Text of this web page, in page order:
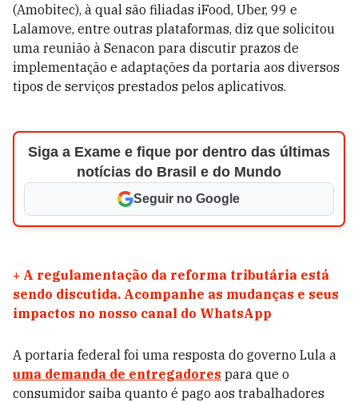
(Amobitec), à qual são filiadas iFood, Uber, 99 e
Lalamove, entre outras plataformas, diz que solicitou
uma reunião à Senacon para discutir prazos de
implementação e adaptações da portaria aos diversos
tipos de serviços prestados pelos aplicativos.
Siga a Exame e fique por dentro das últimas
notícias do Brasil e do Mundo
Seguir no Google
+ A regulamentação da reforma tributária está
sendo discutida. Acompanhe as mudanças e seus
impactos no nosso canal do WhatsApp
A portaria federal foi uma resposta do governo Lula a
uma demanda de entregadores para que o
consumidor saiba quanto é pago aos trabalhadores